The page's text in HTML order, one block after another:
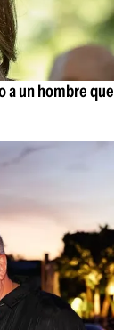
a un hombre que